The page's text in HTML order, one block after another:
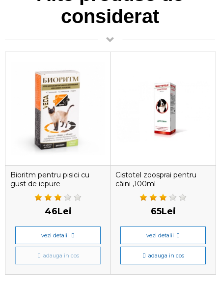
considerat
Bioritm pentru pisici cu
gust de iepure
46Lei
vezi detalii
adauga in cos
Cistotel zoosprai pentru
câini ,100ml
65Lei
vezi detalii
adauga in cos